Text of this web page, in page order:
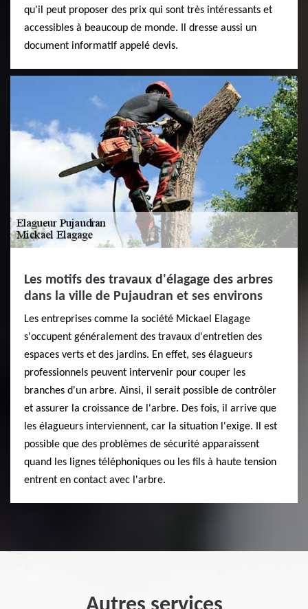
qu'il peut proposer des prix qui sont très intéressants et
accessibles à beaucoup de monde. Il dresse aussi un
document informatif appelé devis.
Les motifs des travaux d'élagage des arbres
dans la ville de Pujaudran et ses environs
Les entreprises comme la société Mickael Elagage
s'occupent généralement des travaux d'entretien des
espaces verts et des jardins. En effet, ses élagueurs
professionnels peuvent intervenir pour couper les
branches d'un arbre. Ainsi, il serait possible de contrôler
et assurer la croissance de l'arbre. Des fois, il arrive que
les élagueurs interviennent, car la situation l'exige. Il est
possible que des problèmes de sécurité apparaissent
quand les lignes téléphoniques ou les fils à haute tension
entrent en contact avec l'arbre.